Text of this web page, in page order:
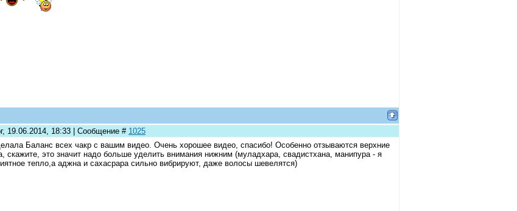
19.06.2014, 18:33 | Сообщение # 1025
Баланс всех чакр с вашим видео. Очень хорошее видео, спасибо! Особенно отзываются верхние
скажите, это значит надо больше уделить внимания нижним (муладхара, свадистхана, манипура - я
тепло,а аджна и сахасрара сильно вибрируют, даже волосы шевелятся)